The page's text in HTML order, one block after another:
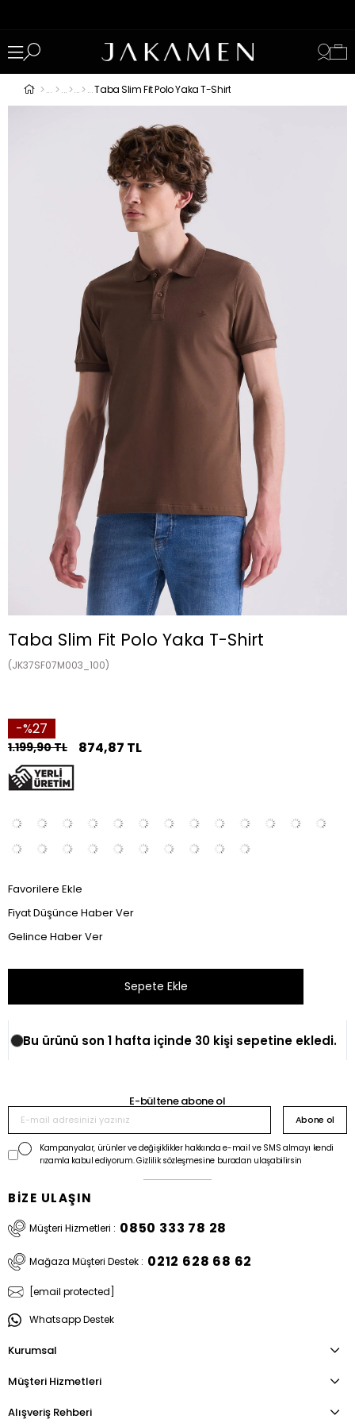
Taba Slim Fit Polo Yaka T-Shirt
Taba Slim Fit Polo Yaka T-Shirt
(JK37SF07M003_100)
27
1.199,90 TL 874,87 TL
Favorilere Ekle
Fiyat Düşünce Haber Ver
Gelince Haber Ver
Bu ürünü son 1 hafta içinde 30 kişi sepetine ekledi.
E-bültene abone ol
Abone ol
Kampanyalar, ürünler ve değişiklikler hakkında e-mail ve SMS almayı kendi
rızamla kabul ediyorum. Gizlilik sözleşmesine buradan ulaşabilirsin
BİZE ULAŞIN
Müşteri Hizmetleri : 0850 333 78 28
Mağaza Müşteri Destek : 0212 628 68 62
[email protected]
Whatsapp Destek
Kurumsal
Müşteri Hizmetleri
Alışveriş Rehberi